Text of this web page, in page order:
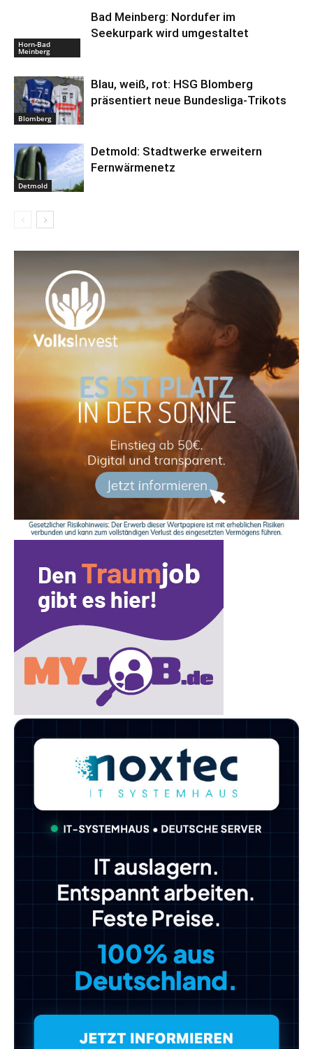
Horn-Bad
Meinberg
Bad Meinberg: Nordufer im
Seekurpark wird umgestaltet
Blomberg
Blau, weiß, rot: HSG Blomberg
präsentiert neue Bundesliga-Trikots
Detmold
Detmold: Stadtwerke erweitern
Fernwärmenetz